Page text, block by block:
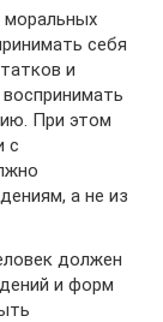
моральных
себя
и
При этом
с
а не из
должен
и форм